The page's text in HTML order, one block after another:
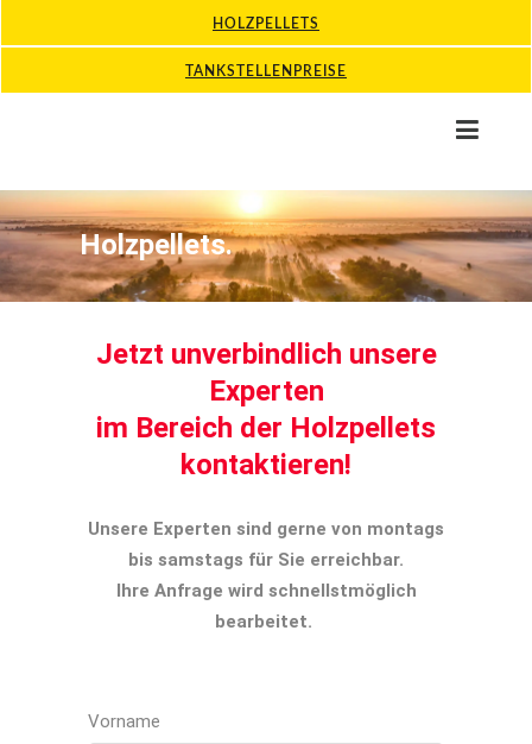
HOLZPELLETS
TANKSTELLENPREISE
Holzpellets.
Jetzt unverbindlich unsere
Experten
im Bereich der Holzpellets
kontaktieren!
Unsere Experten sind gerne von montags
bis samstags für Sie erreichbar.
Ihre Anfrage wird schnellstmöglich
bearbeitet.
Vorname